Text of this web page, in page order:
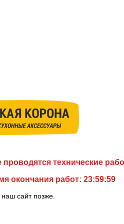
технические
окончания работ: 23:59:59
сайт позже.